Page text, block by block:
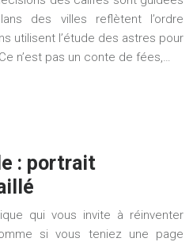
des villes reflètent l’ordre
utilisent l’étude des astres pour
n’est pas un conte de fées,…
: portrait
qui vous invite à réinventer
si vous teniez une page